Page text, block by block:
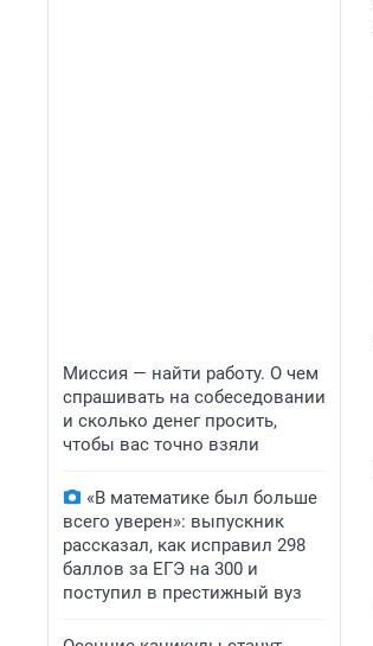
Миссия — найти работу. О чем
спрашивать на собеседовании
и сколько денег просить,
чтобы вас точно взяли
«В математике был больше
всего уверен»: выпускник
рассказал, как исправил 298
баллов за ЕГЭ на 300 и
поступил в престижный вуз